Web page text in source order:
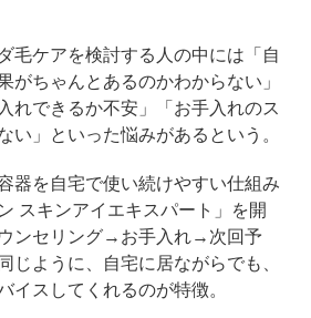
毛ケアを検討する人の中には「自
がちゃんとあるのかわからない」
れできるか不安」「お手入れのス
い」といった悩みがあるという。
器を自宅で使い続けやすい仕組み
スキンアイエキスパート」を開
ンセリング→お手入れ→次回予
じように、自宅に居ながらでも、
イスしてくれるのが特徴。